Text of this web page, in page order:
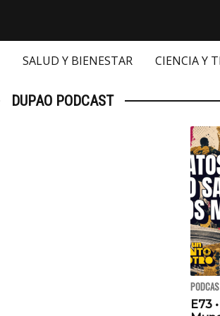
SALUD Y BIENESTAR CIENCIA Y
DUPAO PODCAST
E73